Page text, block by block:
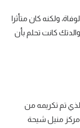
ولكنه كان متأثرا
كانت تحلم بأن
تم تكريمه من
مركز منيل شيحة